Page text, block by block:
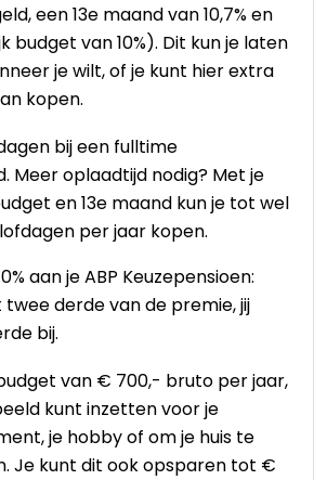
een 13e maand van 10,7% en
budget van 10%). Dit kun je laten
je wilt, of je kunt hier extra
kopen.
bij een fulltime
Meer oplaadtijd nodig? Met je
en 13e maand kun je tot wel
per jaar kopen.
aan je ABP Keuzepensioen:
twee derde van de premie, jij
bij.
van € 700,- bruto per jaar,
kunt inzetten voor je
je hobby of om je huis te
Je kunt dit ook opsparen tot €